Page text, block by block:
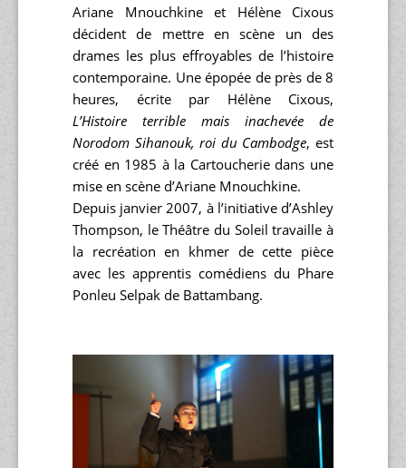
Ariane Mnouchkine et Hélène Cixous
décident de mettre en scène un des
drames les plus effroyables de l’histoire
contemporaine. Une épopée de près de 8
heures,
écrite par Hélène Cixous,
L’Histoire terrible mais inachevée de
Norodom Sihanouk, roi du Cambodge, est
créé en 1985 à la Cartoucherie dans une
mise en scène d’Ariane Mnouchkine.
Depuis janvier 2007, à l’initiative d’Ashley
Thompson, le Théâtre du Soleil travaille à
la recréation en khmer de cette pièce
avec les apprentis comédiens du Phare
Ponleu Selpak de Battambang.